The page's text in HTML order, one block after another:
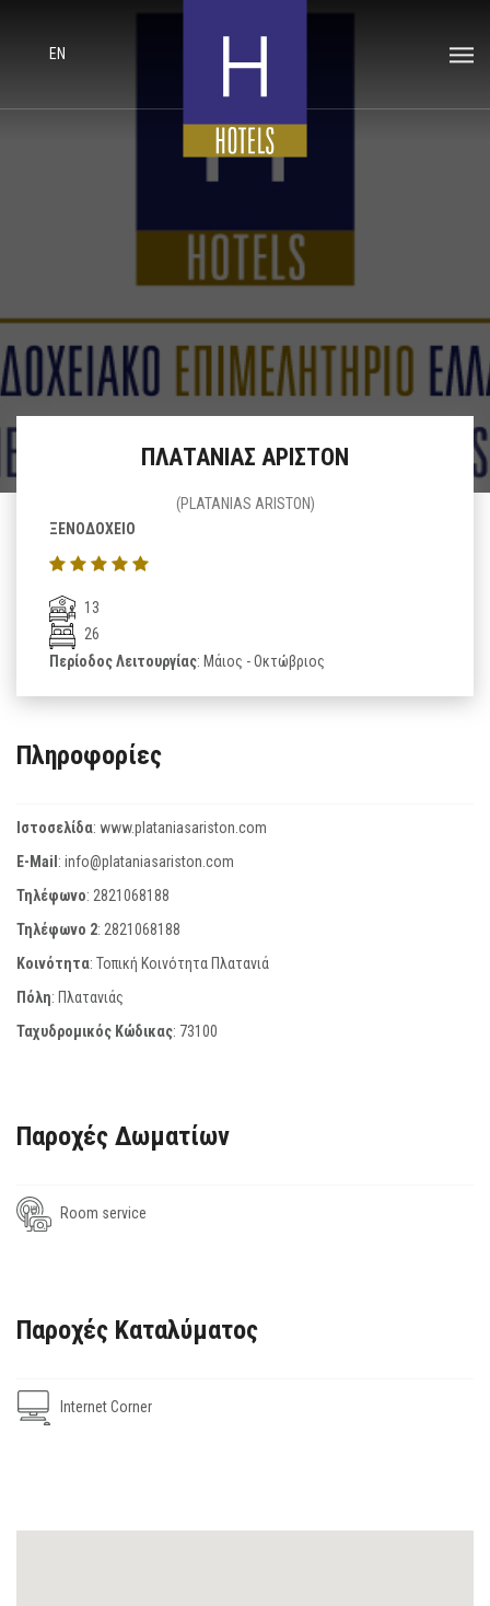
EN
ΠΛΑΤΑΝΙΑΣ ΑΡΙΣΤΟΝ
(PLATANIAS ARISTON)
ΞΕΝΟΔΟΧΕΙΟ
13
26
Περίοδος Λειτουργίας: Μάιος - Οκτώβριος
Πληροφορίες
Ιστοσελίδα: www.plataniasariston.com
E-Mail: info@plataniasariston.com
Τηλέφωνο: 2821068188
Τηλέφωνο 2: 2821068188
Κοινότητα: Τοπική Κοινότητα Πλατανιά
Πόλη: Πλατανιάς
Ταχυδρομικός Κώδικας: 73100
Παροχές Δωματίων
Room service
Παροχές Καταλύματος
Internet Corner